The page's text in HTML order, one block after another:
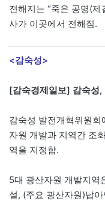
전해지는 “죽은 공명(
사가 이곳에서 전해짐.
<감숙성>
[감숙경제일보] 감숙성,
감숙성 발전개혁위원
자원 개발과 지역간 조
역을 지정함.
5대 광산자원 개발지
설, (주요 광산자원)납